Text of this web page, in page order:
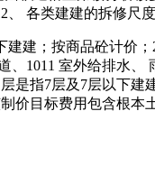
各类建建的拆修尺
；按商品砼计价
1011 室外给排水
指7层及7层以下
价目标费用包含根